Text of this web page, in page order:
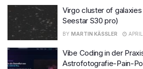
Virgo cluster of
Seestar S30 pro)
BY MARTIN KÄSSLER
Vibe Coding in der
Astrofotografie-Pain-